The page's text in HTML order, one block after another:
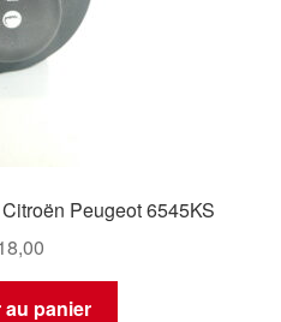
Peugeot 6545KS
panier